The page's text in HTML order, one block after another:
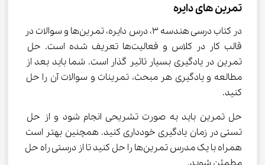
تمرین های دایره
در کتاب درسی هندسه ۳، درس دایره، تمرین‌ها و سوالات در
قالب کار در کلاس و فعالیت‌ها تعریف شده است. حل
تمرین در یادگیری بسیار تاثیر گذار است. شما باید بعد از
مطالعه و یادگیری هر مبحث، تمرینات و سوالات آن را حل
کنید.
حل تمرین باید به صورت تشریحی انجام شود و از حل
تستی در زمان یادگیری خودداری کنید. همچنین بهتر است
همراه با یک مدرس تمرین‌ها را حل کنید تا از درستی راه حل